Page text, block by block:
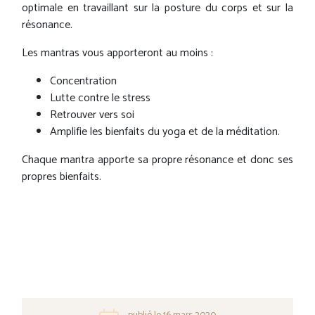
optimale en travaillant sur la posture du corps et sur la
résonance.
Les mantras vous apporteront au moins :
Concentration
Lutte contre le stress
Retrouver vers soi
Amplifie les bienfaits du yoga et de la méditation.
Chaque mantra apporte sa propre résonance et donc ses
propres bienfaits.